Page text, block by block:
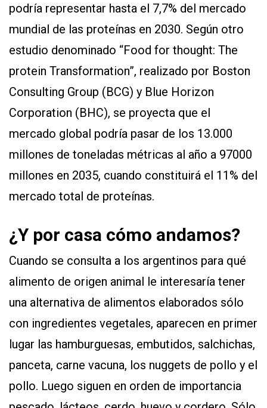
podría representar hasta el 7,7% del mercado
mundial de las proteínas en 2030. Según otro
estudio denominado “Food for thought: The
protein Transformation”, realizado por Boston
Consulting Group (BCG) y Blue Horizon
Corporation (BHC), se proyecta que el
mercado global podría pasar de los 13.000
millones de toneladas métricas al año a 97000
millones en 2035, cuando constituirá el 11% del
mercado total de proteínas.
¿Y por casa cómo andamos?
Cuando se consulta a los argentinos para qué
alimento de origen animal le interesaría tener
una alternativa de alimentos elaborados sólo
con ingredientes vegetales, aparecen en primer
lugar las hamburguesas, embutidos, salchichas,
panceta, carne vacuna, los nuggets de pollo y el
pollo. Luego siguen en orden de importancia